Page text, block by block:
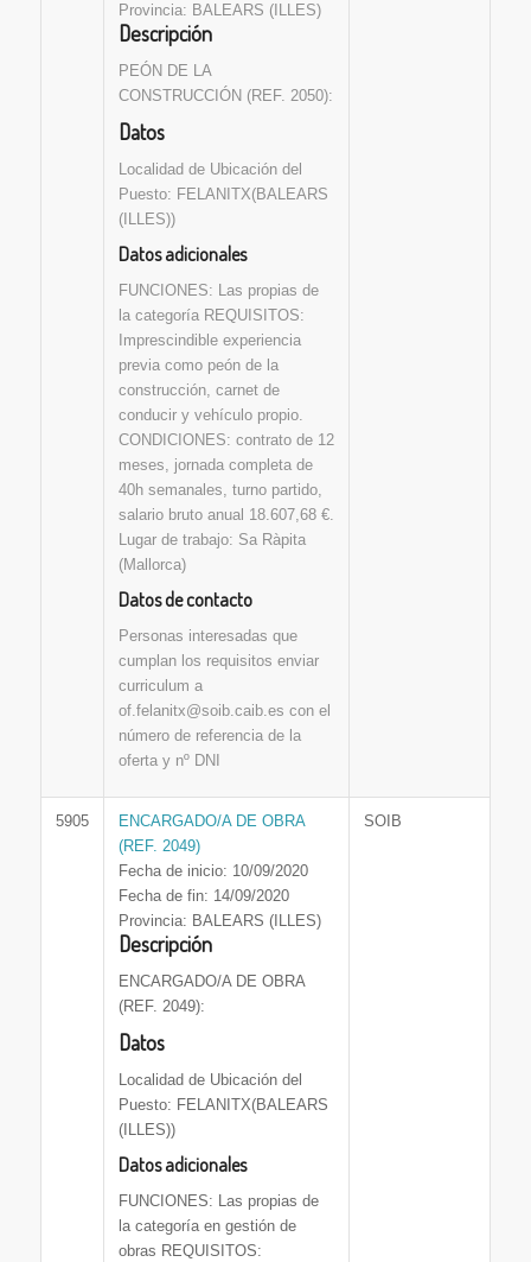
Provincia: BALEARS (ILLES)
Descripción
PEÓN DE LA
CONSTRUCCIÓN (REF. 2050):
Datos
Localidad de Ubicación del
Puesto: FELANITX(BALEARS
(ILLES))
Datos adicionales
FUNCIONES: Las propias de
la categoría REQUISITOS:
Imprescindible experiencia
previa como peón de la
construcción, carnet de
conducir y vehículo propio.
CONDICIONES: contrato de 12
meses, jornada completa de
40h semanales, turno partido,
salario bruto anual 18.607,68 €.
Lugar de trabajo: Sa Ràpita
(Mallorca)
Datos de contacto
Personas interesadas que
cumplan los requisitos enviar
curriculum a
of.felanitx@soib.caib.es con el
número de referencia de la
oferta y nº DNI
5905
ENCARGADO/A DE OBRA
(REF. 2049)
Fecha de inicio: 10/09/2020
Fecha de fin: 14/09/2020
Provincia: BALEARS (ILLES)
Descripción
ENCARGADO/A DE OBRA
(REF. 2049):
Datos
Localidad de Ubicación del
Puesto: FELANITX(BALEARS
(ILLES))
Datos adicionales
FUNCIONES: Las propias de
la categoría en gestión de
obras REQUISITOS:
SOIB